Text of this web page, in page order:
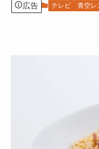
広告 テレビ 青空レ